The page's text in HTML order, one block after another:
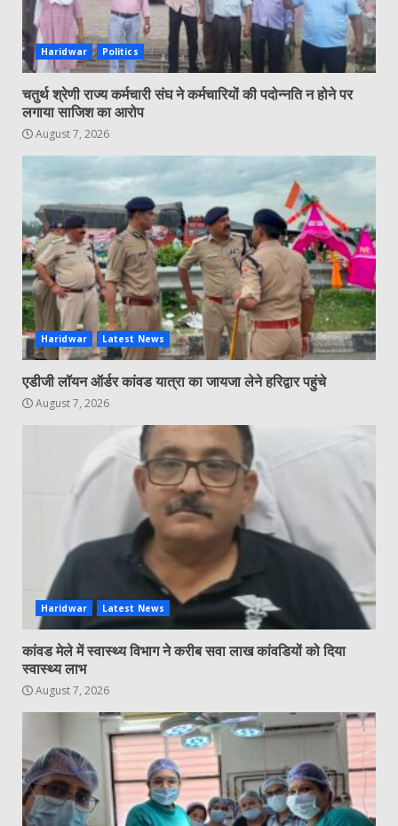
Haridwar Politics
चतुर्थ श्रेणी राज्य कर्मचारी संघ ने कर्मचारियों की पदोन्नति न होने पर
लगाया साजिश का आरोप
August 7, 2026
Haridwar Latest News
एडीजी लॉयन ऑर्डर कांवड यात्रा का जायजा लेने हरिद्वार पहुंचे
August 7, 2026
Haridwar Latest News
कांवड मेले में स्वास्थ्य विभाग ने करीब सवा लाख कांवडियों को दिया
स्वास्थ्य लाभ
August 7, 2026